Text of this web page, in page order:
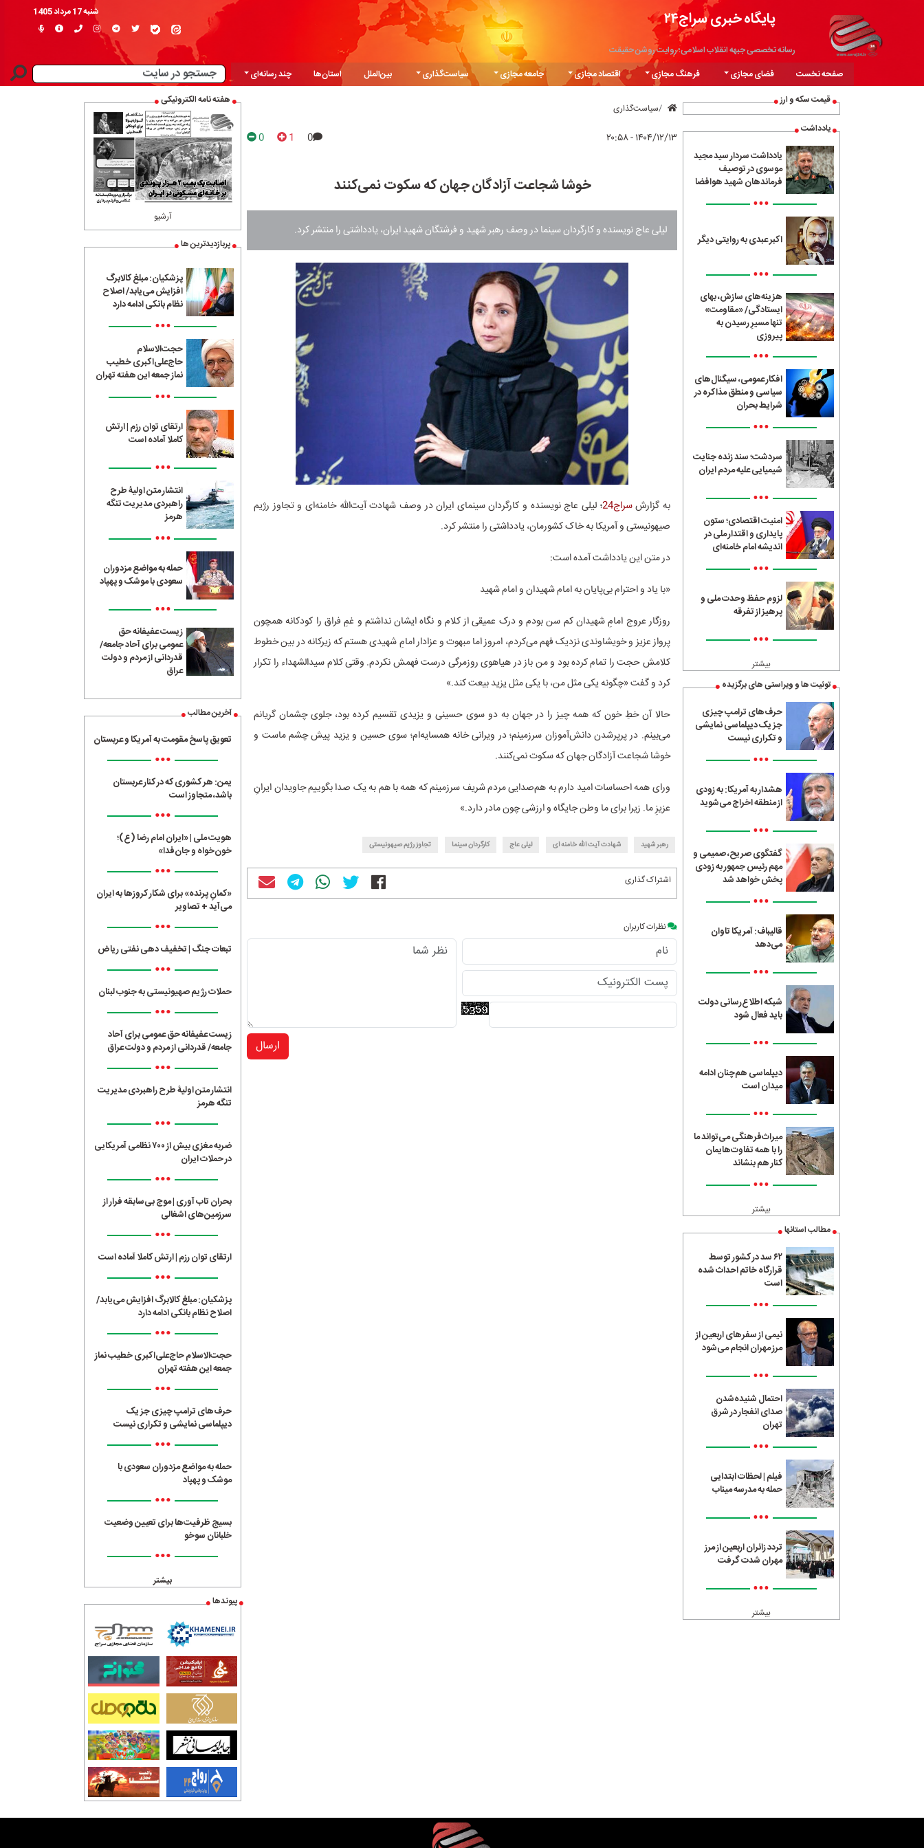
پایگاه خبری سراج۲۴
رسانه تخصصی جبهه انقلاب اسلامی؛ روایت روشن حقیقت
شنبه 17 مرداد 1405
صفحه نخست فضای مجازی فرهنگ مجازی اقتصاد مجازی جامعه مجازی سیاست‌گذاری بین‌الملل استان‌ها
چند رسانه‌ای
قیمت سکه و ارز
یادداشت
یادداشت سردار سید مجید
موسوی در توصیف
فرماندهان شهید هوافضا
•••
اکبر عبدی به روایتی دیگر
•••
هزینه‌های سازش، بهای
ایستادگی/ «مقاومت»
تنها مسیرِ رسیدن به
پیروزی
•••
افکار عمومی، سیگنال‌های
سیاسی و منطق مذاکره در
شرایط بحران
•••
سردشت؛ سند زنده جنایت
شیمیایی علیه مردم ایران
•••
امنیت اقتصادی؛ ستون
پایداری و اقتدار ملی در
اندیشه امام خامنه‌ای
•••
لزوم حفظ وحدت ملی و
پرهیز از تفرقه
•••
بیشتر
توئیت ها و ویراستی های برگزیده
حرف‌های ترامپ چیزی
جز یک دیپلماسی نمایشی
و تکراری نیست
•••
هشدار به آمریکا: به زودی
از منطقه اخراج می‌شوید
•••
گفتگوی صریح، صمیمی و
مهم رئیس جمهور به زودی
پخش خواهد شد
•••
قالیباف: آمریکا تاوان
می‌دهد
•••
شبکه اطلاع‌رسانی دولت
باید فعال شود
•••
دیپلماسی هم‌چنان ادامه
میدان است
•••
میراث‌فرهنگی می‌تواند ما
را با همه تفاوت‌هایمان
کنار هم بنشاند
•••
بیشتر
مطالب استانها
۶۲ سد در کشور توسط
قرارگاه خاتم احداث شده
است
•••
نیمی از سفرهای اربعین از
مرز مهران انجام می‌شود
•••
احتمال شنیده‌شدن
صدای انفجار در شرق
تهران
•••
فیلم | لحظات ابتدایی
حمله به مدرسه میناب
•••
تردد زائران اربعین از مرز
مهران شدت گرفت
•••
بیشتر
سیاست‌گذاری
۱۴۰۴/۱۲/۱۳ - ۲۰:۵۸ 0
1
0
خوشا شجاعت آزادگان جهان که سکوت نمی‌کنند
لیلی عاج نویسنده و کارگردان سینما در وصف رهبر شهید و فرشتگان شهید ایران، یادداشتی را منتشر کرد.
به گزارشسراج24
؛ لیلی عاج نویسنده و کارگردان سینمای ایران در وصف شهادت آیت‌الله خامنه‌ای و تجاوز رژیم
صیهونیستی و آمریکا به خاک کشورمان، یادداشتی را منتشر کرد.
در متن این یادداشت آمده است:
«با یاد و احترام بی‌پایان به امام شهیدان و امام شهید
روزگار عروج امامِ شهیدان کم سن بودم و درک عمیقی از کلام و نگاه ایشان نداشتم و غمِ فراق را کودکانه همچون
پرواز عزیز و خویشاوندی نزدیک فهم می‌کردم، امروز اما مبهوت و عزادار امامِ شهیدی هستم که زیرکانه در بین خطوط
کلامش حجت را تمام کرده بود و من باز در هیاهوی روزمرگی درست فهمش نکردم. وقتی کلام سیدالشهداء را تکرار
کرد و گفت «چگونه یکی مثل من، با یکی مثل یزید بیعت کند.»
حالا آن خطِ خون که همه چیز را در جهان به دو سوی حسینی و یزیدی تقسیم کرده بود، جلوی چشمان گریانم
می‌بینم. در پرپرشدن دانش‌آموزان سرزمینم؛ در ویرانی خانه همسایه‌ام؛ سوی حسین و یزید پیش چشم ماست و
خوشا شجاعت آزادگان جهان که سکوت نمی‌کنند.
ورای همه احساسات امید دارم به هم‌صدایی مردم شریف سرزمینم که همه با هم به یک صدا بگوییم جاویدان ایرانِ
عزیزِ ما. زیرا برای ما وطن جایگاه و ارزشی چون مادر دارد.»
رهبر شهید شهادت آیت الله خامنه ای لیلی عاج کارگردان سینما تجاوز رژیم صیهونیستی
اشتراک گذاری
نظرات کاربران
ارسال
هفته نامه الکترونیکی
آرشیو
پربازدیدترین ها
پزشکیان: مبلغ کالابرگ
افزایش می‌یابد/ اصلاح
نظام بانکی ادامه دارد
•••
حجت‌الاسلام
حاج‌علی‌اکبری خطیب
نماز جمعه این هفته تهران
•••
ارتقای توان رزم | ارتش
کاملا آماده است
•••
انتشار متن اولیۀ طرح
راهبردی مدیریت تنگه
هرمز
•••
حمله به مواضع مزدوران
سعودی با موشک و پهپاد
•••
زیست عفیفانه حق
عمومی برای آحاد جامعه/
قدردانی از مردم و دولت
عراق
آخرین مطالب
تعویق پاسخ مقومت به آمریکا و عربستان
•••
یمن: هر کشوری که در کنار عربستان
باشد، متجاوز است
•••
هویت ملی | «ایران امام رضا (ع)؛
خون‌خواه و جان‌فدا»
•••
«کمانِ پرنده» برای شکار کروزها به ایران
می‌آید + تصاویر
•••
تبعات جنگ | تخفیف دهی نفتی ریاض
•••
حملات رژیم صهیونیستی به جنوب لبنان
•••
زیست عفیفانه حق عمومی برای آحاد
جامعه/ قدردانی از مردم و دولت عراق
•••
انتشار متن اولیۀ طرح راهبردی مدیریت
تنگه هرمز
•••
ضربه مغزی بیش از ۷۰۰ نظامی آمریکایی
در حملات ایران
•••
بحران تاب آوری | موج بی‌سابقه فرار از
سرزمین‌های اشغالی
•••
ارتقای توان رزم | ارتش کاملا آماده است
•••
پزشکیان: مبلغ کالابرگ افزایش می‌یابد/
اصلاح نظام بانکی ادامه دارد
•••
حجت‌الاسلام حاج‌علی‌اکبری خطیب نماز
جمعه این هفته تهران
•••
حرف‌های ترامپ چیزی جز یک
دیپلماسی نمایشی و تکراری نیست
•••
حمله به مواضع مزدوران سعودی با
موشک و پهپاد
•••
بسیج ظرفیت‌ها برای تعیین وضعیت
خلبانان سوخو
•••
بیشتر
پیوندها